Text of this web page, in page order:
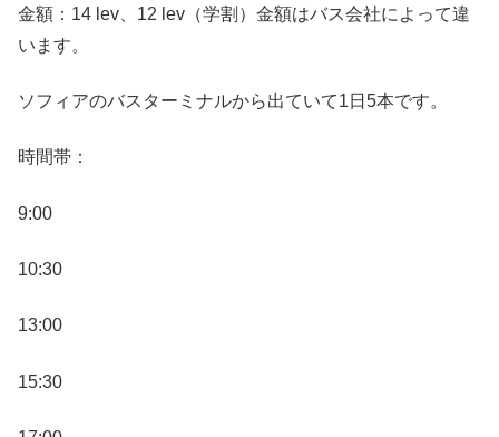
金額：14 lev、12 lev（学割）金額はバス会社によって違
います。
ソフィアのバスターミナルから出ていて1日5本です。
時間帯：
9:00
10:30
13:00
15:30